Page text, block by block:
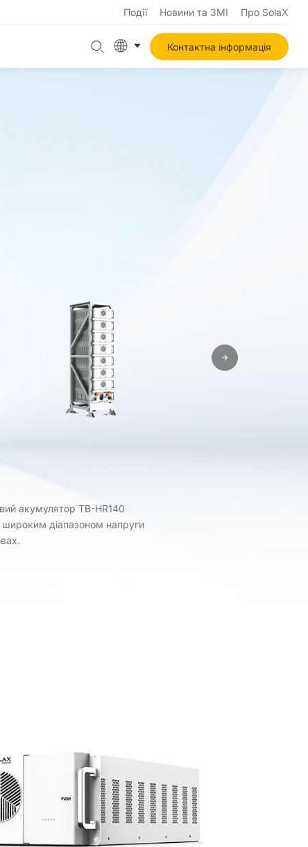
Події Новини та ЗМІ Про SolaX
Контактна інформація
акумулятор TB-HR140
широким діапазоном напруги